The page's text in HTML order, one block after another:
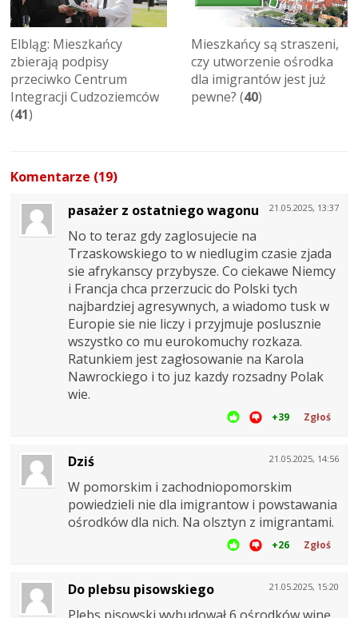
Elbląg: Mieszkańcy
zbierają podpisy
przeciwko Centrum
Integracji Cudzoziemców
(41)
Mieszkańcy są straszeni,
czy utworzenie ośrodka
dla imigrantów jest już
pewne? (40)
Komentarze (19)
21.05.2025, 13:37
pasażer z ostatniego wagonu
No to teraz gdy zaglosujecie na
Trzaskowskiego to w niedlugim czasie zjada
sie afrykanscy przybysze. Co ciekawe Niemcy
i Francja chca przerzucic do Polski tych
najbardziej agresywnych, a wiadomo tusk w
Europie sie nie liczy i przyjmuje poslusznie
wszystko co mu eurokomuchy rozkaza.
Ratunkiem jest zagłosowanie na Karola
Nawrockiego i to juz kazdy rozsadny Polak
wie.
+39 Zgłoś
21.05.2025, 14:56
Dziś
W pomorskim i zachodniopomorskim
powiedzieli nie dla imigrantow i powstawania
ośrodków dla nich. Na olsztyn z imigrantami.
+26 Zgłoś
21.05.2025, 15:20
Do plebsu pisowskiego